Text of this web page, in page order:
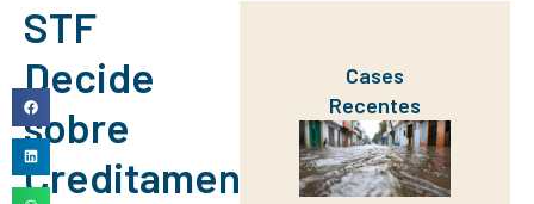
STF
Decide
sobre
Creditamento
Cases
Recentes